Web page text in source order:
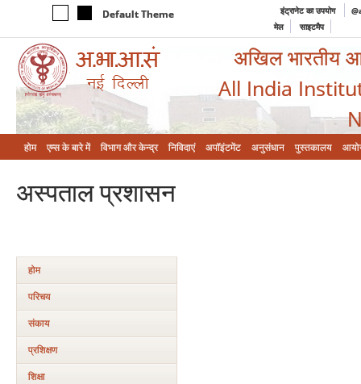
Default Theme इंट्रानेट का उपयोग
मेल
साइटमैप
अखिल भारतीय
All India
होम एम्‍स के बारे में विभाग और केन्‍द्र निविदाएं अपॉइंटमेंट अनुसंधान पुस्तकालय
अस्‍पताल प्रशासन
होम
परिचय
संकाय
प्रशिक्षण
शिक्षा